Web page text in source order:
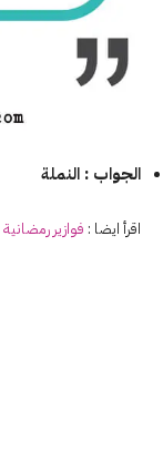
الجواب : النملة
اقرأ ايضا : فوازير رمضانية